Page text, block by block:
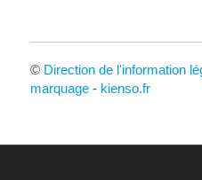
© Direction de l'information
marquage- kienso.fr